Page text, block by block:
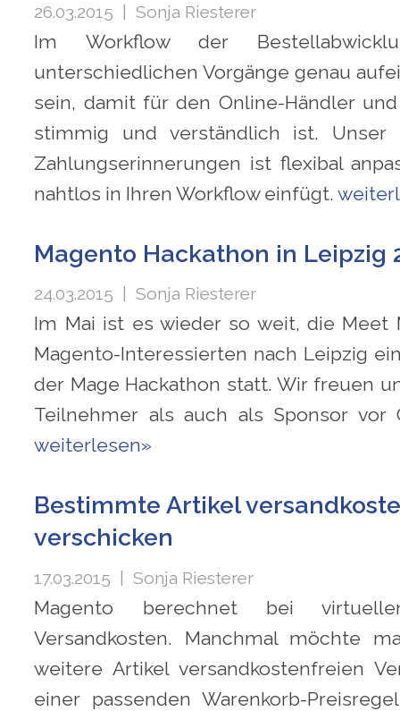
26.03.2015 | Sonja Riesterer
Im Workflow der
unterschiedlichen Vorgänge genau
sein, damit für den Online-Händler
stimmig und verständlich ist. Unser
Zahlungserinnerungen ist flexibal
nahtlos in Ihren Workflow einfügt.
Magento Hackathon in Leipzig
24.03.2015 | Sonja Riesterer
Im Mai ist es wieder so weit, die Meet
Magento-Interessierten nach Leipzig
der Mage Hackathon statt. Wir freuen
Teilnehmer als auch als Sponsor
weiterlesen»
Bestimmte Artikel
verschicken
17.03.2015 | Sonja Riesterer
Magento berechnet bei
Versandkosten. Manchmal möchte
weitere Artikel versandkostenfreien
einer passenden Warenkorb-